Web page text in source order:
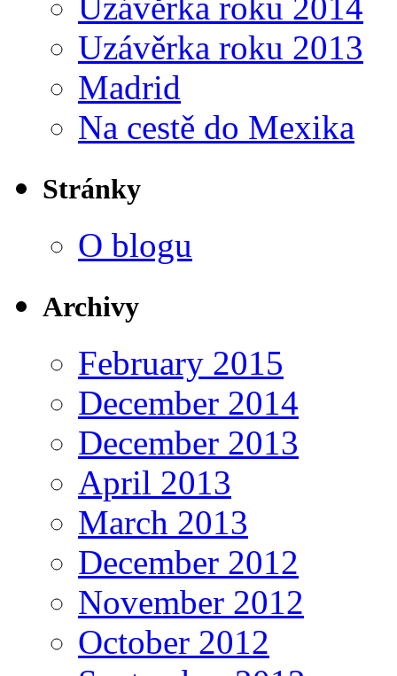
Uzávěrka roku 2013
Madrid
Na cestě do Mexika
Stránky
O blogu
Archivy
February 2015
December 2014
December 2013
April 2013
March 2013
December 2012
November 2012
October 2012